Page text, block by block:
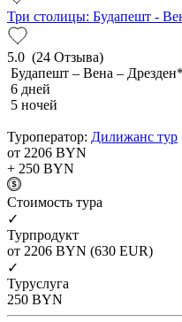
Три столицы: Будапешт -
5.0 (24 Отзыва)
Будапешт – Вена –
6 дней
5 ночей
Туроператор: Дилижанс тур
от 2206 BYN
+ 250 BYN
Cтоимость тура
✓
Турпродукт
от 2206 BYN (630 EUR)
✓
Туруслуга
250 BYN